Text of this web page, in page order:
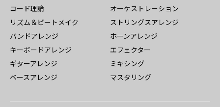
コード理論
リズム＆ビートメイク
バンドアレンジ
キーボードアレンジ
ギターアレンジ
ベースアレンジ
オーケストレーション
ストリングスアレンジ
ホーンアレンジ
エフェクター
ミキシング
マスタリング